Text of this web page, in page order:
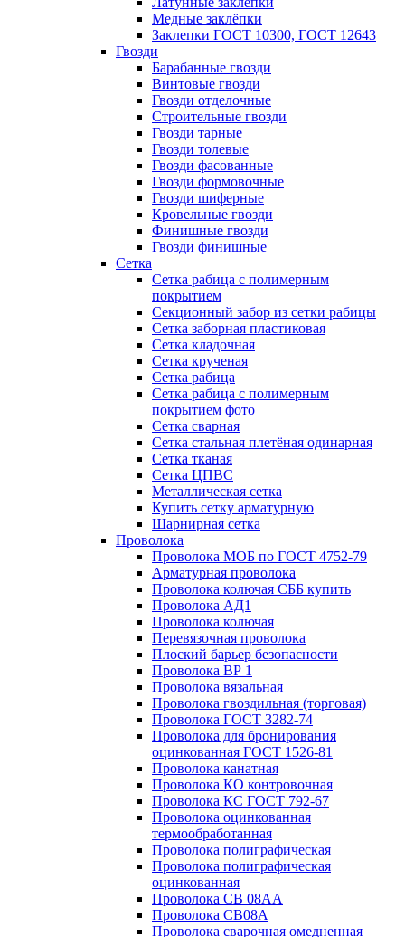
Медные заклёпки
Заклепки ГОСТ 10300, ГОСТ 12643
Гвозди
Барабанные гвозди
Винтовые гвозди
Гвозди отделочные
Строительные гвозди
Гвозди тарные
Гвозди толевые
Гвозди фасованные
Гвозди формовочные
Гвозди шиферные
Кровельные гвозди
Финишные гвозди
Гвозди финишные
Сетка
Сетка рабица с полимерным
покрытием
Секционный забор из сетки рабицы
Сетка заборная пластиковая
Сетка кладочная
Сетка крученая
Сетка рабица
Сетка рабица с полимерным
покрытием фото
Сетка сварная
Сетка стальная плетёная одинарная
Сетка тканая
Сетка ЦПВС
Металлическая сетка
Купить сетку арматурную
Шарнирная сетка
Проволока
Проволока МОБ по ГОСТ 4752-79
Арматурная проволока
Проволока колючая СББ купить
Проволока АД1
Проволока колючая
Перевязочная проволока
Плоский барьер безопасности
Проволока ВР 1
Проволока вязальная
Проволока гвоздильная (торговая)
Проволока ГОСТ 3282-74
Проволока для бронирования
оцинкованная ГОСТ 1526-81
Проволока канатная
Проволока КО контровочная
Проволока КС ГОСТ 792-67
Проволока оцинкованная
термообработанная
Проволока полиграфическая
Проволока полиграфическая
оцинкованная
Проволока СВ 08АА
Проволока СВ08А
Проволока сварочная омедненная